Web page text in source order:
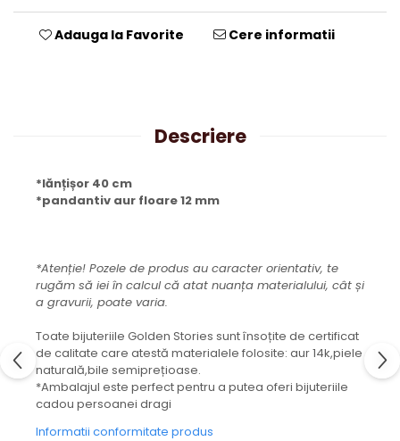
Adauga la Favorite Cere informatii
Descriere
*lănțișor 40 cm
*pandantiv aur floare 12 mm
*Atenție! Pozele de produs au caracter orientativ, te
rugăm să iei în calcul că atat nuanța materialului, cât și
a gravurii, poate varia.
Toate bijuteriile Golden Stories sunt însoțite de certificat
de calitate care atestă materialele folosite: aur 14k,piele
naturală,bile semiprețioase.
*Ambalajul este perfect pentru a putea oferi bijuteriile
cadou persoanei dragi
Informatii conformitate produs